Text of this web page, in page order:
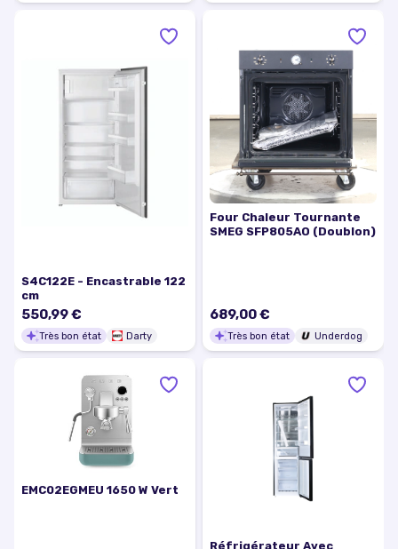
S4C122E - Encastrable 122
cm
550,99 €
Très bon état Darty
Four Chaleur Tournante
SMEG SFP805AO (Doublon)
689,00 €
Très bon état Underdog
EMC02EGMEU 1650 W Vert
Réfrigérateur Avec